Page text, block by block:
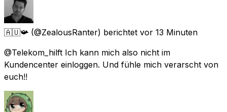
🇦🇺📯 (@ZealousRanter) berichtet vor 13 Minuten
@Telekom_hilft Ich kann mich also nicht im
Kundencenter einloggen. Und fühle mich verarscht von
euch!!